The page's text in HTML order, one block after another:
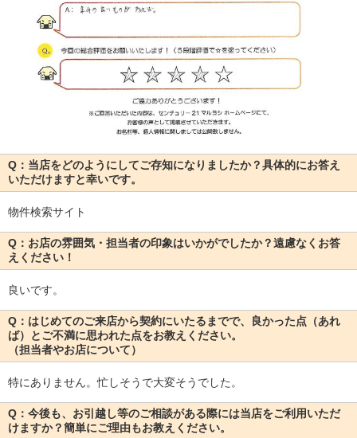
Q：当店をどのようにしてご存知になりましたか？具体的にお答え
いただけますと幸いです。
物件検索サイト
Q：お店の雰囲気・担当者の印象はいかがでしたか？遠慮なくお答
えください！
良いです。
Q：はじめてのご来店から契約にいたるまでで、良かった点（あれ
ば）とご不満に思われた点をお教えください。
（担当者やお店について）
特にありません。忙しそうで大変そうでした。
Q：今後も、お引越し等のご相談がある際には当店をご利用いただ
けますか？簡単にご理由もお教えください。